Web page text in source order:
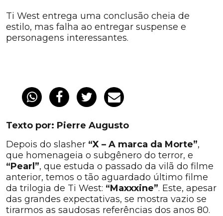
Ti West entrega uma conclusão cheia de
estilo, mas falha ao entregar suspense e
personagens interessantes.
Texto por: Pierre Augusto
Depois do slasher “X – A marca da Morte”,
que homenageia o subgênero do terror, e
“Pearl”, que estuda o passado da vilã do filme
anterior, temos o tão aguardado último filme
da trilogia de Ti West: “Maxxxine”. Este, apesar
das grandes expectativas, se mostra vazio se
tirarmos as saudosas referências dos anos 80.